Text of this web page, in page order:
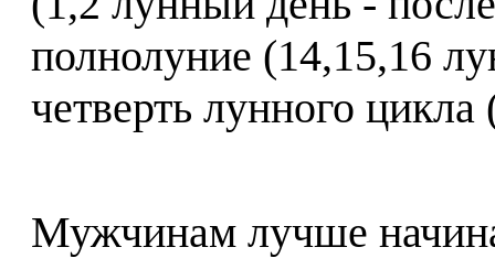
полнолуние (14,15,16
четверть лунного
Мужчинам лучше